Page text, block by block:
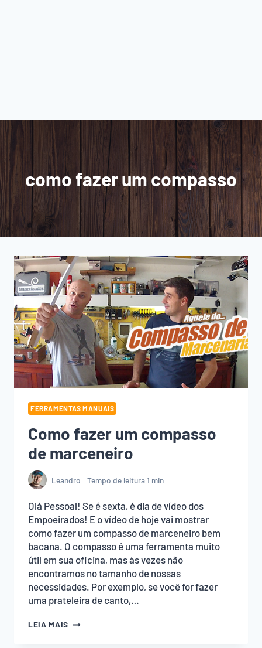
como fazer um compasso
FERRAMENTAS MANUAIS
Como fazer um compasso
de marceneiro
Leandro Tempo de leitura1 min
Olá Pessoal! Se é sexta, é dia de vídeo dos
Empoeirados! E o vídeo de hoje vai mostrar
como fazer um compasso de marceneiro bem
bacana. O compasso é uma ferramenta muito
útil em sua oficina, mas às vezes não
encontramos no tamanho de nossas
necessidades. Por exemplo, se você for fazer
uma prateleira de canto,…
LEIA MAIS COMO